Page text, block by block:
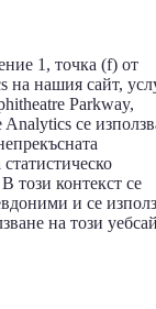
1, точка (f) от
на нашия сайт,
Parkway,
се
този контекст се
и се
на този